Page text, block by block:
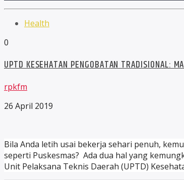
Health
0
UPTD KESEHATAN PENGOBATAN TRADISIONAL:
rpkfm
26 April 2019
Bila Anda letih usai bekerja sehari penuh,
seperti Puskesmas? Ada dua hal yang
Unit Pelaksana Teknis Daerah (UPTD)